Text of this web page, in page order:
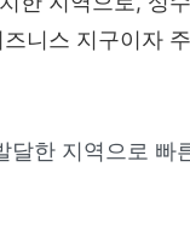
니스 지구이자
달한 지역으로 빠